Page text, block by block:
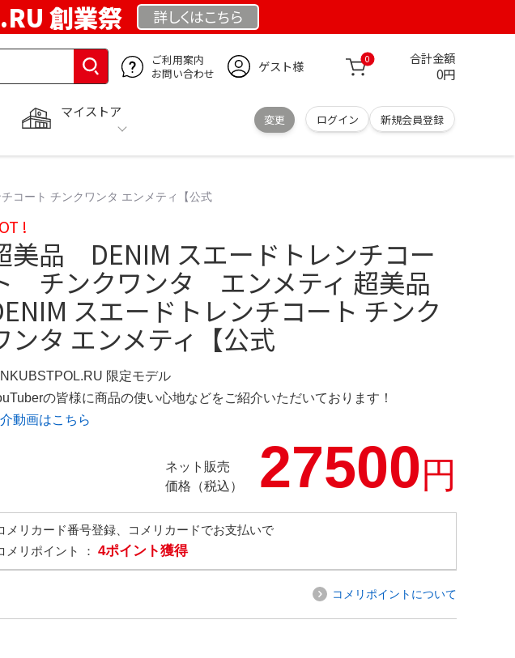
創業祭 詳しくはこちら
ご利用案内
お問い合わせ
ゲスト様 0 合計金額
0円
マイストア
変更 ログイン 新規会員登録
ート チンクワンタ エンメティ【公式
!
美品 DENIM スエードトレンチコー
チンクワンタ エンメティ 超美品
スエードトレンチコート チンク
ンタ エンメティ【公式
限定モデル
の皆様に商品の使い心地などをご紹介いただいております！
動画はこちら
ネット販売
価格（税込）
27500円
メリカード番号登録、コメリカードでお支払いで
メリポイント ： 4ポイント獲得
コメリポイントについて